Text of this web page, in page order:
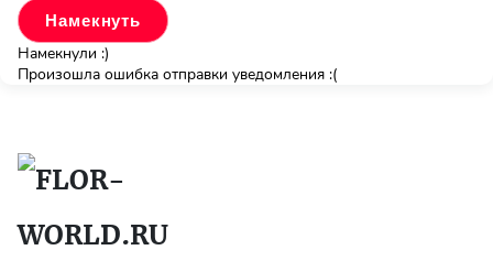
Намекнули :)
Произошла ошибка отправки уведомления :(